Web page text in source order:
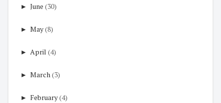
► June (30)
► May(8)
► April (4)
► March(3)
► February(4)